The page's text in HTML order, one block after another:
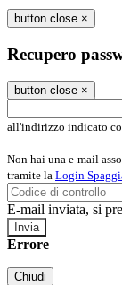
button close ×
Recupero
button close ×
all'indirizzo indicato
Non hai una e-mail
tramite la Login
E-mail inviata, si
Errore
Chiudi